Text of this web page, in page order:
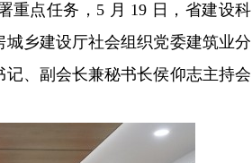
重点任务，5 月 19 日，省建设科
乡建设厅社会组织党委建筑业分
、副会长兼秘书长侯仰志主持会